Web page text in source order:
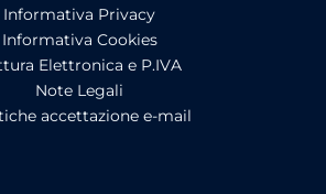
Informativa Privacy
Informativa Cookies
Elettronica e P.IVA
Note Legali
accettazione e-mail